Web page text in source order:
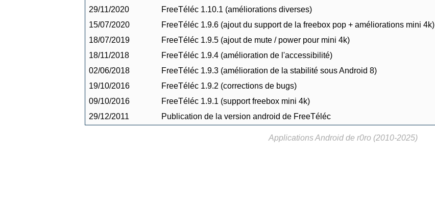
29/11/2020
FreeTéléc 1.10.1 (améliorations diverses)
15/07/2020
FreeTéléc 1.9.6 (ajout du support de la freebox pop + améliorations mini 4k)
18/07/2019
FreeTéléc 1.9.5 (ajout de mute / power pour mini 4k)
18/11/2018
FreeTéléc 1.9.4 (amélioration de l'accessibilité)
02/06/2018
FreeTéléc 1.9.3 (amélioration de la stabilité sous Android 8)
19/10/2016
FreeTéléc 1.9.2 (corrections de bugs)
09/10/2016
FreeTéléc 1.9.1 (support freebox mini 4k)
29/12/2011
Publication de la version android de FreeTéléc
Applications Android de r0ro (2010-2025)